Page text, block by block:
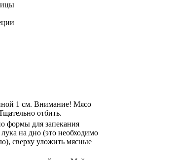
1 см. Внимание! Мясо
отбить.
формы для запекания
на дно (это необходимо
сверху уложить мясные